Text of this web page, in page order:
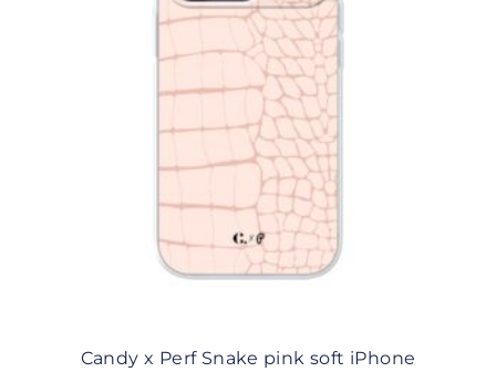
Candy x Perf Snake pink soft iPhone